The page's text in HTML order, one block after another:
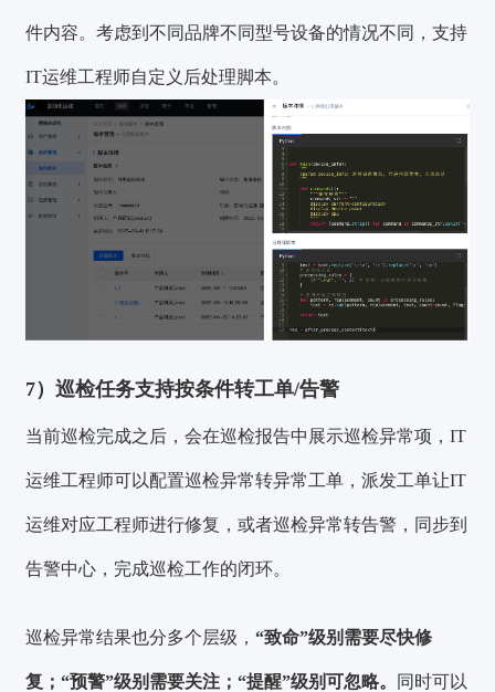
件内容。考虑到不同品牌不同型号设备的情况不同，支持
IT运维工程师自定义后处理脚本。
7）巡检任务支持按条件转工单/告警
当前巡检完成之后，会在巡检报告中展示巡检异常项，IT
运维工程师可以配置巡检异常转异常工单，派发工单让IT
运维对应工程师进行修复，或者巡检异常转告警，同步到
告警中心，完成巡检工作的闭环。
巡检异常结果也分多个层级，“致命”级别需要尽快修
复；“预警”级别需要关注；“提醒”级别可忽略。 同时可以